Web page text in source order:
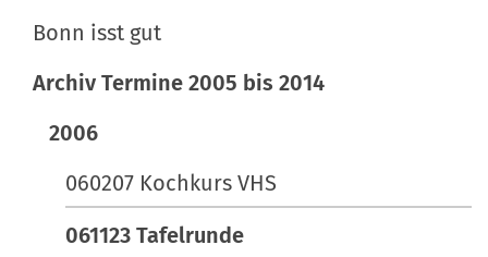
Bonn isst gut
Archiv Termine 2005 bis 2014
2006
060207 Kochkurs VHS
061123 Tafelrunde